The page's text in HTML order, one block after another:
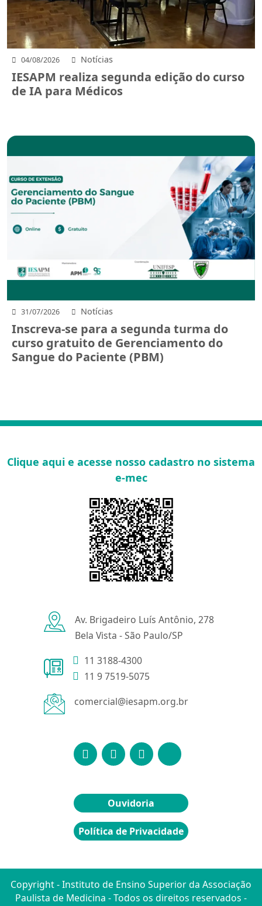
04/08/2026 Notícias
IESAPM realiza segunda edição do curso
de IA para Médicos
31/07/2026 Notícias
Inscreva-se para a segunda turma do
curso gratuito de Gerenciamento do
Sangue do Paciente (PBM)
Clique aqui e acesse nosso cadastro no sistema
e-mec
Av. Brigadeiro Luís Antônio, 278
Bela Vista - São Paulo/SP
11 3188-4300
11 9 7519-5075
comercial@iesapm.org.br
Ouvidoria
Política de Privacidade
Copyright - Instituto de Ensino Superior da Associação
Paulista de Medicina - Todos os direitos reservados -